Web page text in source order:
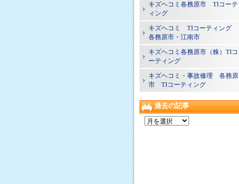
キズヘコミ各務原市 TIコーテ
ィング
キズヘコミ TIコーティング
各務原市・江南市
キズヘコミ各務原市（株）TIコ
ーティング
キズヘコミ・事故修理 各務原
市 TIコーティング
過去の記事
過
去